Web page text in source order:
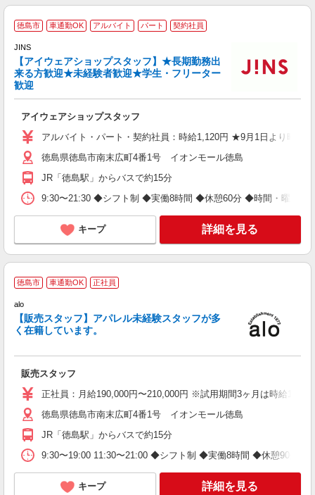
徳島市 車通勤OK アルバイト パート 契約社員
JINS
【アイウェアショップスタッフ】★長期勤務出
来る方歓迎★未経験者歓迎★学生・フリーター
歓迎
アイウェアショップスタッフ
アルバイト・パート・契約社員：時給1,120円 ★9月1日より時給
徳島県徳島市南末広町4番1号 イオンモール徳島
JR「徳島駅」からバスで約15分
9:30〜21:30 ◆シフト制 ◆実働8時間 ◆休憩60分 ◆時間・曜日応
キープ 詳細を見る
徳島市 車通勤OK 正社員
alo
【販売スタッフ】アパレル未経験スタッフが多
く在籍しています。
販売スタッフ
正社員：月給190,000円〜210,000円 ※試用期間3ヶ月は時給
徳島県徳島市南末広町4番1号 イオンモール徳島
JR「徳島駅」からバスで約15分
9:30〜19:00 11:30〜21:00 ◆シフト制 ◆実働8時間 ◆休憩90分
キープ 詳細を見る